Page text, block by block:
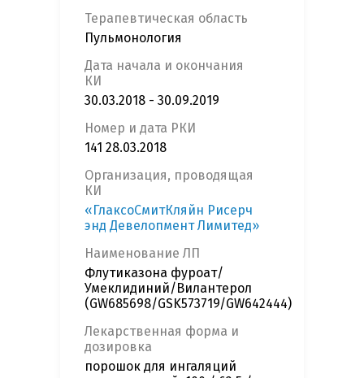
Терапевтическая область
Пульмонология
Дата начала и окончания
КИ
30.03.2018 - 30.09.2019
Номер и дата РКИ
141 28.03.2018
Организация, проводящая
КИ
«ГлаксоСмитКляйн Рисерч
энд Девелопмент Лимитед»
Наименование ЛП
Флутиказона фуроат/
Умеклидиний/Вилантерол
(GW685698/GSK573719/GW642444)
Лекарственная форма и
дозировка
порошок для ингаляций